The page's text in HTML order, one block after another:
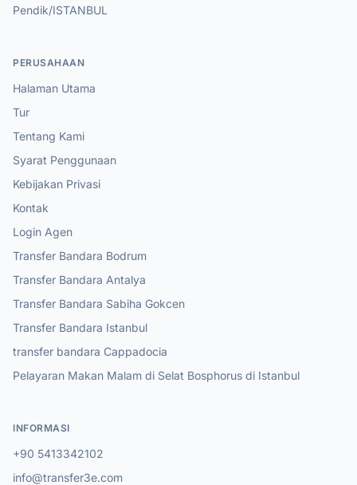
Pendik/ISTANBUL
PERUSAHAAN
Halaman Utama
Tur
Tentang Kami
Syarat Penggunaan
Kebijakan Privasi
Kontak
Login Agen
Transfer Bandara Bodrum
Transfer Bandara Antalya
Transfer Bandara Sabiha Gokcen
Transfer Bandara Istanbul
transfer bandara Cappadocia
Pelayaran Makan Malam di Selat Bosphorus di Istanbul
INFORMASI
+90 5413342102
info@transfer3e.com